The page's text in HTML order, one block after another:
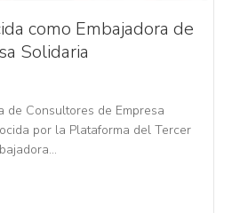
como Embajadora de
Solidaria
de Consultores de Empresa
por la Plataforma del Tercer